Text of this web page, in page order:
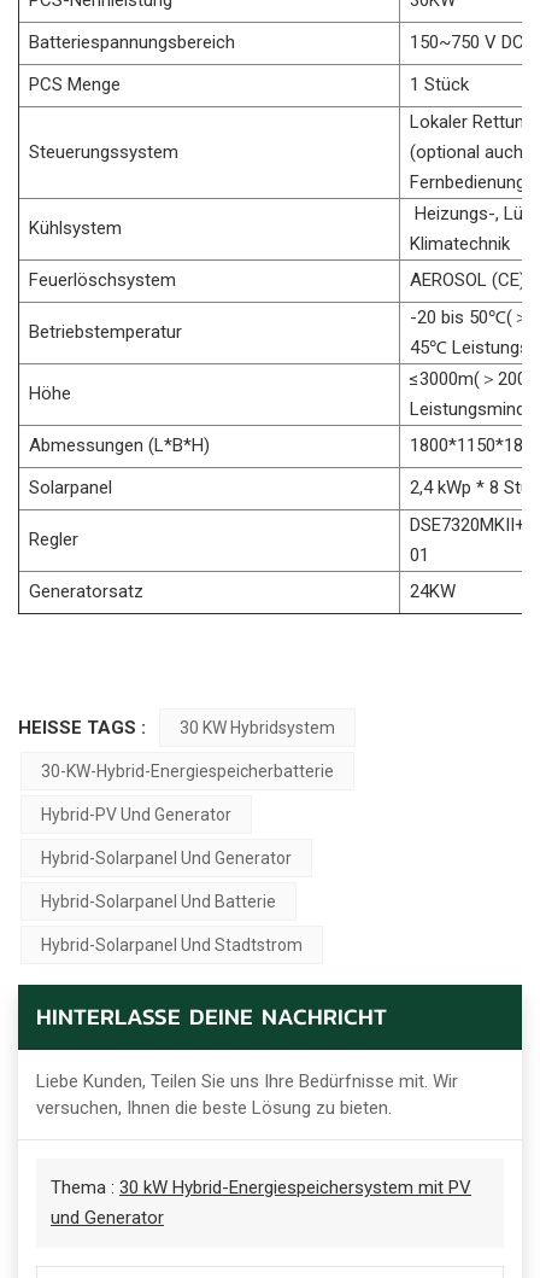
Batteriespannungsbereich
150~750 V DC
PCS Menge
1 Stück
Steuerungssystem
Lokaler
(optional auch
Fernbedienung)
Kühlsystem
Heizungs-,
Klimatechnik
Feuerlöschsystem
AEROSOL (CE)
Betriebstemperatur
-20 bis 50℃(＞
45℃
Höhe
≤3000m(＞
Abmessungen (L*B*H)
Solarpanel
2,4 kWp * 8
Regler
01
Generatorsatz
24KW
HEISSE TAGS : 30 KW Hybridsystem
30-KW-Hybrid-Energiespeicherbatterie
Hybrid-PV Und Generator
Hybrid-Solarpanel Und Generator
Hybrid-Solarpanel Und Batterie
Hybrid-Solarpanel Und Stadtstrom
HINTERLASSE DEINE NACHRICHT
Liebe Kunden, Teilen Sie uns Ihre Bedürfnisse mit. Wir
versuchen, Ihnen die beste Lösung zu bieten.
Thema : 30 kW Hybrid-Energiespeichersystem mit PV
und Generator